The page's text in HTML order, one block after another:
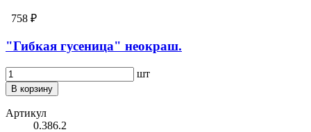
758 ₽
"Гибкая гусеница" неокраш.
шт
В корзину
Артикул
0.386.2